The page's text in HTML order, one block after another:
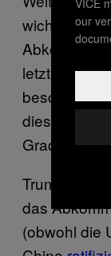
wichtigsten
Abkommen
letzten Jahr
diesem
Grad
zu
Trump hat
das
(obwohl die
our